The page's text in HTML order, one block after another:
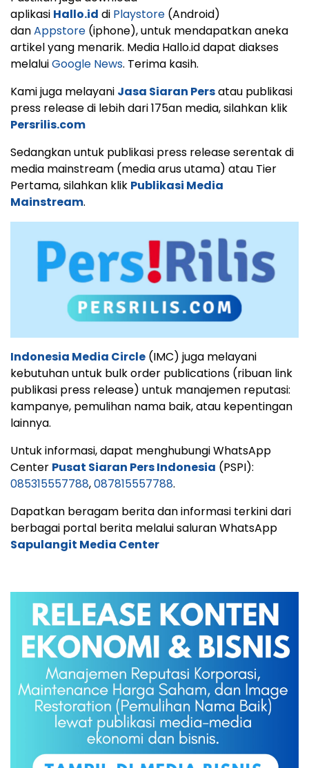
aplikasi Hallo.id di Playstore (Android)
danAppstore (iphone), untuk mendapatkan aneka
artikel yang menarik. Media Hallo.id dapat diakses
melaluiGoogle News. Terima kasih.
Kami juga melayani Jasa Siaran Persatau publikasi
press release di lebih dari 175an media, silahkan klik
Persrilis.com
Sedangkan untuk publikasi press release serentak di
media mainstream (media arus utama) atau Tier
Pertama, silahkan klik Publikasi Media
Mainstream.
Indonesia Media Circle (IMC) juga melayani
kebutuhan untuk bulk order publications (ribuan link
publikasi press release) untuk manajemen reputasi:
kampanye, pemulihan nama baik, atau kepentingan
lainnya.
Untuk informasi, dapat menghubungi WhatsApp
Center Pusat Siaran Pers Indonesia (PSPI):
085315557788,087815557788.
Dapatkan beragam berita dan informasi terkini dari
berbagai portal berita melalui saluran WhatsApp
Sapulangit Media Center